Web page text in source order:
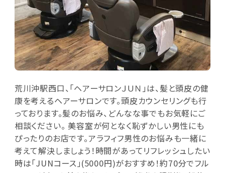
荒川沖駅西口、「ヘアーサロンＪＵＮ」は、髪と頭皮の健
康を考えるヘアーサロンです。頭皮カウンセリングも行
っております。髪のお悩み、どんなな事でもお気軽にご
相談ください。 美容室が何となく恥ずかしい男性にも
ぴったりのお店です。アラフィフ男性のお悩みも一緒に
考えて解決しましょう！時間があってリフレッシュしたい
時は「JUNコース」(5000円)がおすすめ！約70分でフル